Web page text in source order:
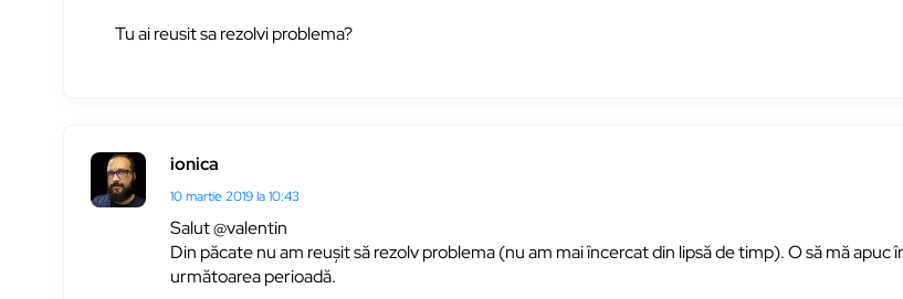
Tu ai reusit sa rezolvi problema?
ionica
10 martie 2019 la 10:43
Salut @valentin
Din păcate nu am reușit să rezolv problema (nu am mai încercat din lipsă de timp). O să mă apuc
următoarea perioadă.